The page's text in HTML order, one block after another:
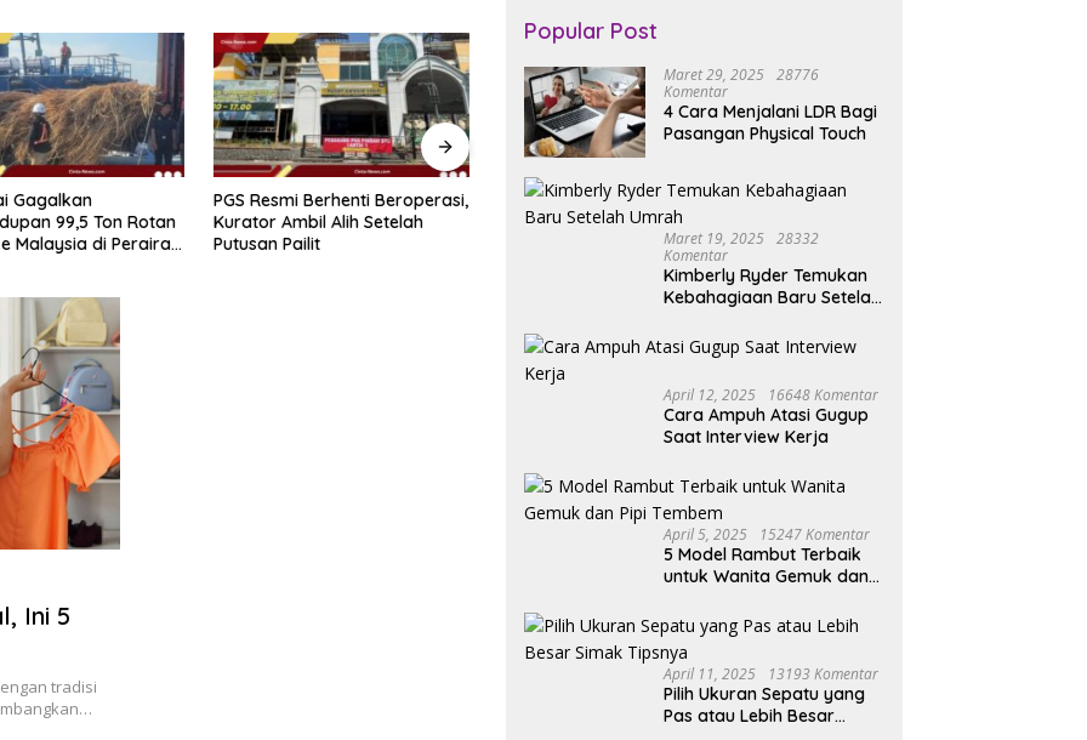
Berhenti Beroperasi,
Ambil Alih Setelah
Pailit
Penyelundupan 5 Unit Harley-
Davidson dan 20 Rangka
Motor Gagal Masuk via
Petani Bantul Optimistis
dengan Sorgum, Cukup Dua
Kali Siram Sudah Panen
Lurah Cihapit Siap Terima
soal Penebangan 10 Pohon
Ini 5
tradisi
Popular Post
Maret 29, 2025
28776
Komentar
4 Cara Menjalani LDR Bagi
Pasangan Physical Touch
Maret 19, 2025
28332
Komentar
Kimberly Ryder Temukan
Kebahagiaan Baru Setelah
April 12, 2025 16648 Komentar
Cara Ampuh Atasi Gugup
Saat Interview Kerja
April 5, 2025 15247 Komentar
5 Model Rambut Terbaik
untuk Wanita Gemuk dan
April 11, 2025 13193 Komentar
Pilih Ukuran Sepatu yang
Pas atau Lebih Besar